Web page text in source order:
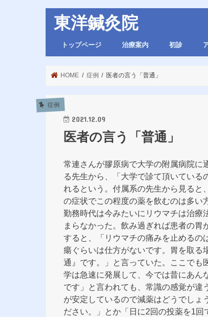
東洋鍼灸院
トップページ 治療案内 初診
HOME 症例 医者の言う「普通」
症例
2021.12.09
医者の言う「普通」
常連さんが膠原病で大学の附属病院に
る先生から、「大学で診て頂いてい
れるという。付属系の先生から見ると
の症状でこの程度の薬を飲むのは多い
勤務時代は今みたいにリウマチは治療
まらなかった。飲み過ぎれば患者の
すると、「リウマチの痛みを止めるの
瘍ぐらいは仕方がないです。胃を取る
通』です。」と言っていた。ここでも
学は急速に発展して、今では昔にあん
です」と言われても、常識の感覚が違
が安定しているので減薬はどうでしょ
ださい。」とか「日に2回の投薬を1